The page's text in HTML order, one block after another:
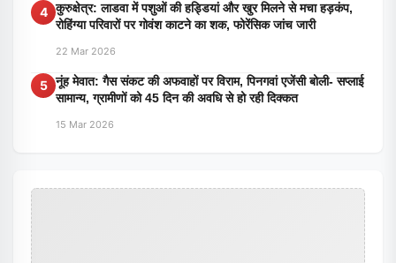
4 कुरुक्षेत्र: लाडवा में पशुओं की हड्डियां और खुर मिलने से मचा हड़कंप,
रोहिंग्या परिवारों पर गोवंश काटने का शक, फोरेंसिक जांच जारी
22 Mar 2026
5 नूंह मेवात: गैस संकट की अफवाहों पर विराम, पिनगवां एजेंसी बोली- सप्लाई
सामान्य, ग्रामीणों को 45 दिन की अवधि से हो रही दिक्कत
15 Mar 2026